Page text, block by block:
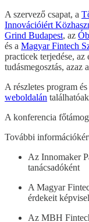
A szervező csapat, a
Innovációiért
Grind Budapest, az
és a Magyar Fintech
practicek terjedése,
tudásmegosztás, azaz
A részletes program
weboldalán
A konferencia
További
Az Innomaker
tanácsadóként
A Magyar
érdekeit
Az MBH